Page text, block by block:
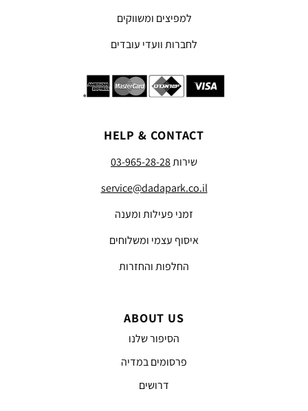
למפיצים ומשווקים
לחברות וועדי עובדים
HELP & CONTACT
שירות03-965-28-28
service@dadapark.co.il
זמני פעילות ומענה
איסוף עצמי ומשלוחים
החלפות והחזרות
ABOUT US
הסיפור שלנו
פרסומים במדיה
דרושים